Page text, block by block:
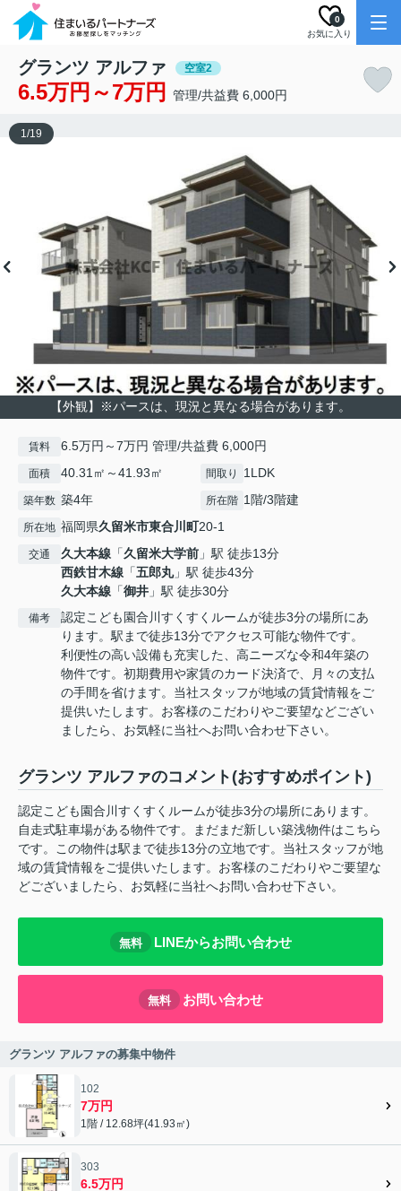
お気に入り
0
グランツ アルファ 空室2
6.5万円～7万円 管理/共益費 6,000円
【外観】※パースは、現況と異なる場合があります。
1/19
賃料 6.5万円～7万円 管理/共益費 6,000円
面積 40.31㎡～41.93㎡ 間取り 1LDK
築年数 築4年 所在階 1階/3階建
所在地 福岡県久留米市東合川町20-1
交通 久大本線 「久留米大学前 」駅 徒歩13分
西鉄甘木線 「五郎丸」駅 徒歩43分
久大本線 「御井 」駅 徒歩30分
備考
認定こども園合川すくすくルームが徒歩3分の場所にあ
ります。駅まで徒歩13分でアクセス可能な物件です。
利便性の高い設備も充実した、高ニーズな令和4年築の
物件です。初期費用や家賃のカード決済で、月々の支払
の手間を省けます。当社スタッフが地域の賃貸情報をご
提供いたします。お客様のこだわりやご要望などござい
ましたら、お気軽に当社へお問い合わせ下さい。
グランツ アルファのコメント(おすすめポイント)
認定こども園合川すくすくルームが徒歩3分の場所にあります。
自走式駐車場がある物件です。まだまだ新しい築浅物件はこちら
です。この物件は駅まで徒歩13分の立地です。当社スタッフが地
域の賃貸情報をご提供いたします。お客様のこだわりやご要望な
どございましたら、お気軽に当社へお問い合わせ下さい。
無料 LINEからお問い合わせ
無料 お問い合わせ
グランツ アルファの募集中物件
102
7万円
1階 / 12.68坪(41.93㎡)
303
6.5万円